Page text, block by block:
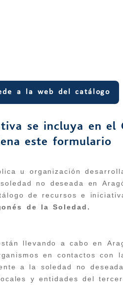
a la web del catálogo
se incluya en el
este formulario
u organización
no deseada en
de recursos e
de la Soledad.
llevando a cabo en
en contactos con
a la soledad no deseada
y entidades del